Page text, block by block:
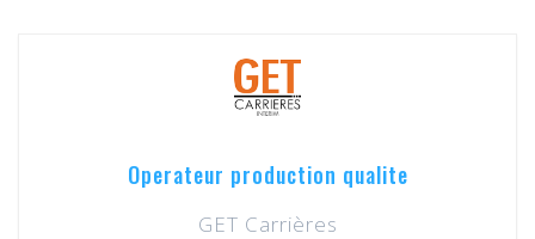
Operateur production qualite
GET Carrières